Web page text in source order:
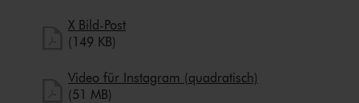
X Bild-Post herunterladen
X Bild-Postherunterladen
(149 KB)
Video für Instagram (quadratisch) herunterladen
Video für Instagram (quadratisch)
(51 MB)